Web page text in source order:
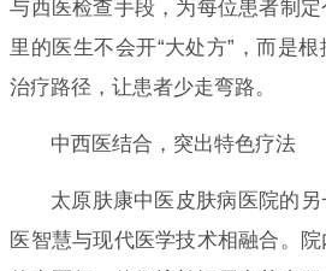
与西医检查手段，为每位患者制
里的医生不会开“大处方”，而是
治疗路径，让患者少走弯路。
中西医结合，突出特色疗法
太原肤康中医皮肤病医院的
医智慧与现代医学技术相融合。